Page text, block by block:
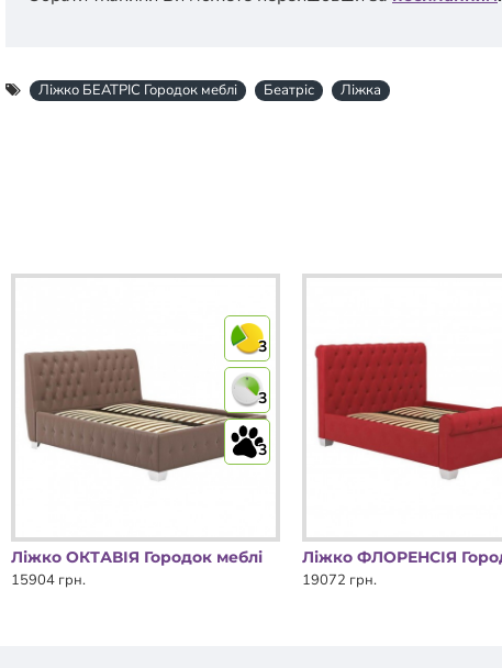
Ліжко БЕАТРІС Городок меблі Беатріс Ліжка
3
3
3
Ліжко ОКТАВІЯ Городок меблі
15904 грн.
19072 грн.